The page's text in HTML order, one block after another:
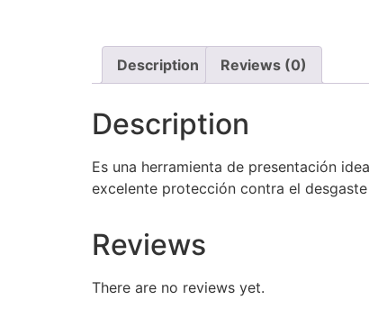
Description Reviews (0)
Description
Es una herramienta de presentación
excelente protección contra el
Reviews
There are no reviews yet.